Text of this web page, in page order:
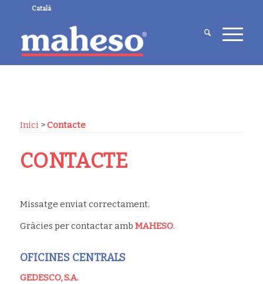
Català
Inici>Contacte
CONTACTE
Missatge enviat correctament.
Gràcies per contactar amb MAHESO.
OFICINES CENTRALS
GEDESCO, S.A.